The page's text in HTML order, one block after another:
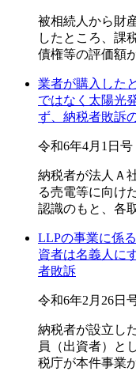
被相続人から財
したところ、課
債権等の評価額
業者が購入した
ではなく太陽光
ず、納税者敗訴
令和6年4月1日号
納税者が法人Ａ
る売電等に向け
認識のもと、各
LLPの事業に係
資者は名義人に
者敗訴
令和6年2月26日
納税者が設立し
員（出資者）と
税庁が本件事業